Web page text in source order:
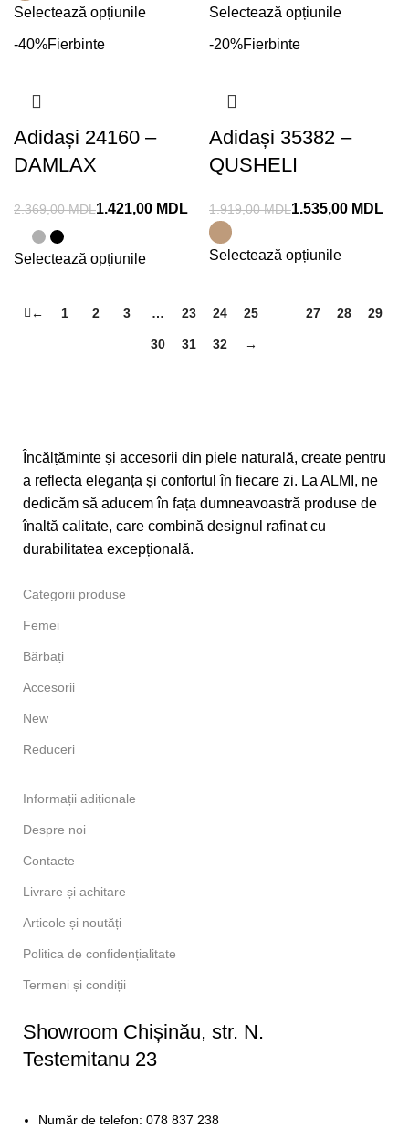
Selectează opțiunile Selectează opțiunile
-40%Fierbinte
Adidași 24160 –
DAMLAX
2.369,00MDL1.421,00 MDL
Selectează opțiunile
-20%Fierbinte
Adidași 35382 –
QUSHELI
1.919,00MDL1.535,00 MDL
Selectează opțiunile
← 1 2 3 … 23 24 25 27 28 29
30 31 32 →
Încălțăminte și accesorii din piele naturală, create pentru
a reflecta eleganța și confortul în fiecare zi. La ALMI, ne
dedicăm să aducem în fața dumneavoastră produse de
înaltă calitate, care combină designul rafinat cu
durabilitatea excepțională.
Categorii produse
Femei
Bărbați
Accesorii
New
Reduceri
Informații adiționale
Despre noi
Contacte
Livrare și achitare
Articole și noutăți
Politica de confidențialitate
Termeni și condiții
Showroom Chișinău, str. N.
Testemitanu 23
Număr de telefon: 078 837 238